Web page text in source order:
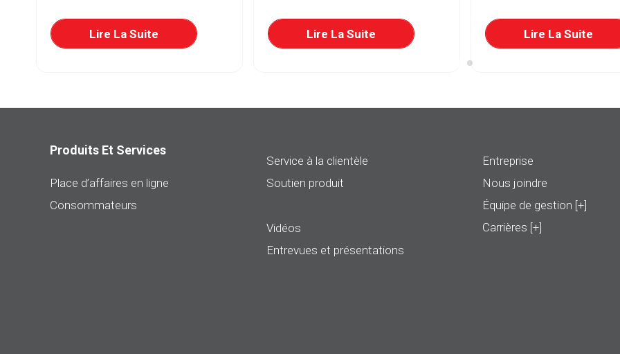
Lire La Suite Lire La Suite Lire La Suite
Produits Et Services
Place d’affaires en ligne
Consommateurs
Service à la clientèle
Soutien produit
Vidéos
Entrevues et présentations
Entreprise
Nous joindre
Équipe de gestion [+]
Carrières [+]